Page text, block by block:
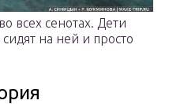
всех сенотах. Дети
на ней и просто